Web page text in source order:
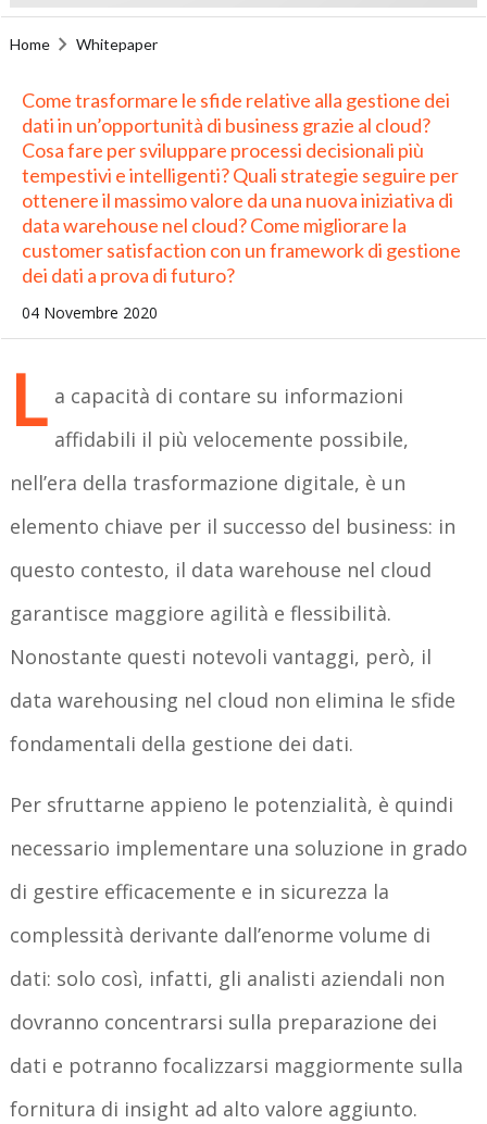
Home Whitepaper
Come trasformare le sfide relative alla gestione dei
dati in un’opportunità di business grazie al cloud?
Cosa fare per sviluppare processi decisionali più
tempestivi e intelligenti? Quali strategie seguire per
ottenere il massimo valore da una nuova iniziativa di
data warehouse nel cloud? Come migliorare la
customer satisfaction con un framework di gestione
dei dati a prova di futuro?
04 Novembre 2020
L a capacità di contare su informazioni
affidabili il più velocemente possibile,
nell’era della trasformazione digitale, è un
elemento chiave per il successo del business: in
questo contesto, il data warehouse nel cloud
garantisce maggiore agilità e flessibilità.
Nonostante questi notevoli vantaggi, però, il
data warehousing nel cloud non elimina le sfide
fondamentali della gestione dei dati.
Per sfruttarne appieno le potenzialità, è quindi
necessario implementare una soluzione in grado
di gestire efficacemente e in sicurezza la
complessità derivante dall’enorme volume di
dati: solo così, infatti, gli analisti aziendali non
dovranno concentrarsi sulla preparazione dei
dati e potranno focalizzarsi maggiormente sulla
fornitura di insight ad alto valore aggiunto.